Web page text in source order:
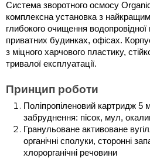
Система зворотного осмосу
комплексна установка з
глибокого очищення
приватних будинках, офісах.
з міцного харчового пластику,
тривалої експлуатації.
Принцип роботи
Поліпропіленовий картридж 5
забруднення: пісок, мул,
Гранульоване активоване
органічні сполуки, сторонні
хлорорганічні речовини